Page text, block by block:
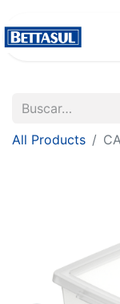
All Products